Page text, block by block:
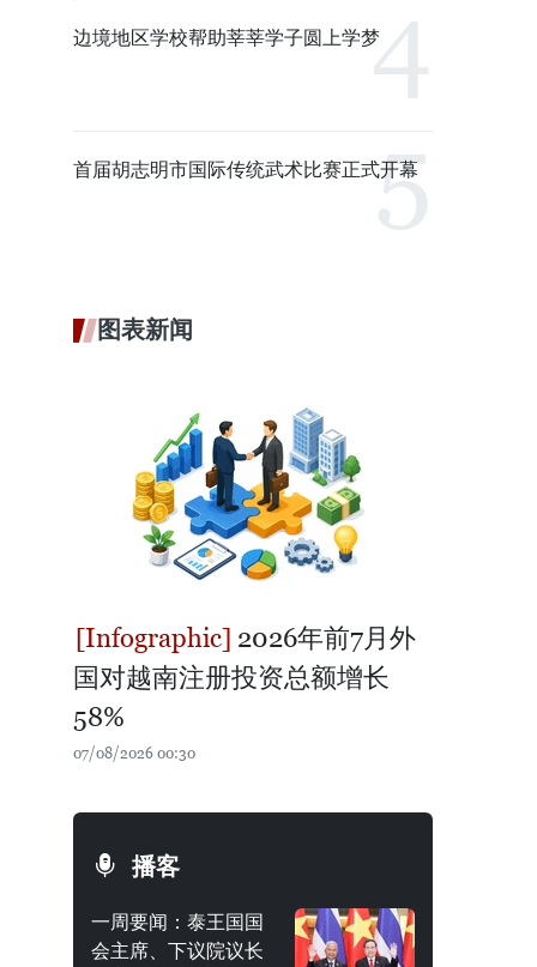
边境地区学校帮助莘莘学子圆上学梦
首届胡志明市国际传统武术比赛正式开幕
图表新闻
2026年前7月外
国对越南注册投资总额增长
58%
07/08/2026 00:30
播客
一周要闻：泰王国国
会主席、下议院议长